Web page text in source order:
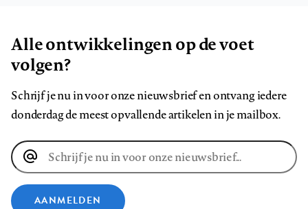
Alle ontwikkelingen op de voet
volgen?
Schrijf je nu in voor onze nieuwsbrief en ontvang iedere
donderdag de meest opvallende artikelen in je mailbox.
E-
mailadres
AANMELDEN